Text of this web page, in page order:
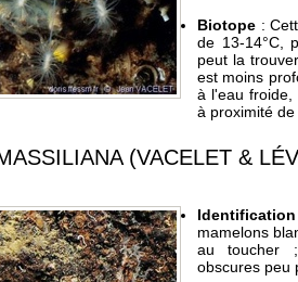
Biotope :
de 13-14°C,
peut la
est moins
à l'eau froide,
à proximité de
(VACELET &
Identification
mamelons
au toucher
obscures peu